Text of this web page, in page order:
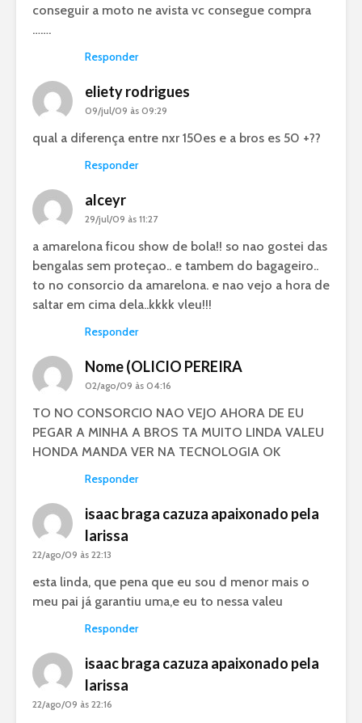
conseguir a moto ne avista vc consegue compra
…….
Responder
eliety rodrigues
09/jul/09 às 09:29
qual a diferença entre nxr 150es e a bros es 50 +??
Responder
alceyr
29/jul/09 às 11:27
a amarelona ficou show de bola!! so nao gostei das
bengalas sem proteçao.. e tambem do bagageiro..
to no consorcio da amarelona. e nao vejo a hora de
saltar em cima dela..kkkk vleu!!!
Responder
Nome (OLICIO PEREIRA
02/ago/09 às 04:16
TO NO CONSORCIO NAO VEJO AHORA DE EU
PEGAR A MINHA A BROS TA MUITO LINDA VALEU
HONDA MANDA VER NA TECNOLOGIA OK
Responder
isaac braga cazuza apaixonado pela
larissa
22/ago/09 às 22:13
esta linda, que pena que eu sou d menor mais o
meu pai já garantiu uma,e eu to nessa valeu
Responder
isaac braga cazuza apaixonado pela
larissa
22/ago/09 às 22:16